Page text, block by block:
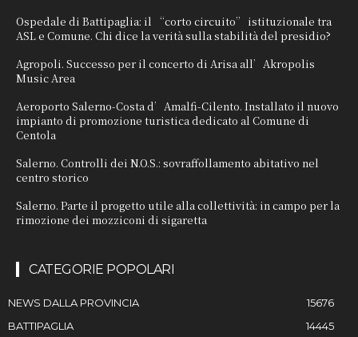
Ospedale di Battipaglia: il “corto circuito” istituzionale tra
ASL e Comune. Chi dice la verità sulla stabilità del presidio?
Agropoli. Successo per il concerto di Arisa all’Akropolis
Music Area
Aeroporto Salerno-Costa d’Amalfi-Cilento. Installato il nuovo
impianto di promozione turistica dedicato al Comune di
Centola
Salerno. Controlli dei N.O.S.: sovraffollamento abitativo nel
centro storico
Salerno. Parte il progetto utile alla collettività: in campo per la
rimozione dei mozziconi di sigaretta
CATEGORIE POPOLARI
NEWS DALLA PROVINCIA
15676
BATTIPAGLIA
14445